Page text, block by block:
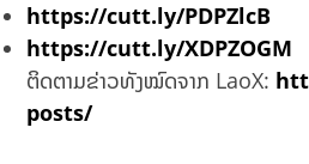
https://cutt.ly/PDPZlcB
https://cutt.ly/XDPZOGM
ຕິດຕາມຂ່າວທັງໝົດຈາກ LaoX:
posts/